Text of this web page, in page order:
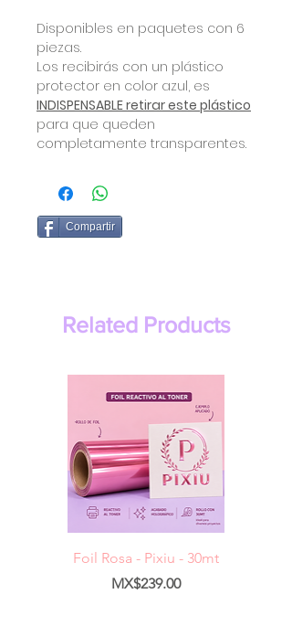
Disponibles en paquetes con 6
piezas.
Los recibirás con un plástico
protector en color azul, es
INDISPENSABLE retirar este plástico
para que queden
completamente transparentes.
Compartir
Related Products
Foil Rosa - Pixiu - 30mt
Price
MX$239.00